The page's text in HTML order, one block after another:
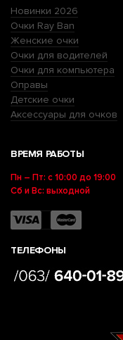
Новинки 2026
Очки Ray Ban
Женские очки
Очки для водителей
Очки для компьютера
Оправы
Детские очки
Аксессуары для очков
ВРЕМЯ РАБОТЫ
Пн – Пт: с 10:00 до 19:00
Сб и Вс: выходной
ТЕЛЕФОНЫ